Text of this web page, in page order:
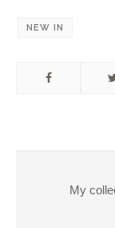
NEW IN
My